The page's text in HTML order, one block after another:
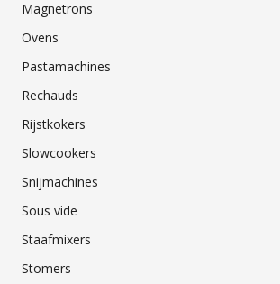
Magnetrons
Ovens
Pastamachines
Rechauds
Rijstkokers
Slowcookers
Snijmachines
Sous vide
Staafmixers
Stomers